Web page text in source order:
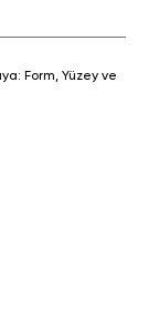
Form, Yüzey ve